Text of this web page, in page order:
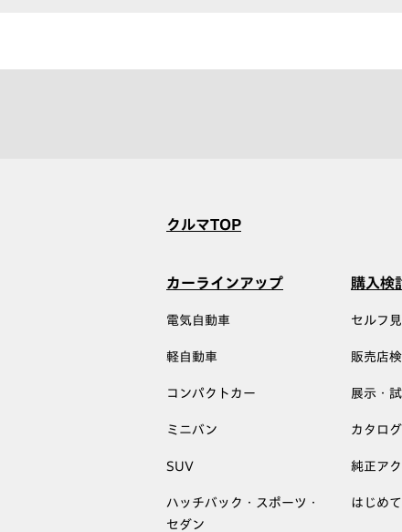
クルマTOP
カーラインアップ
電気自動車
軽自動車
コンパクトカー
ミニバン
SUV
ハッチバック・スポーツ・
セダン
購入検
セルフ
販売店
展示・
カタロ
純正ア
はじめ